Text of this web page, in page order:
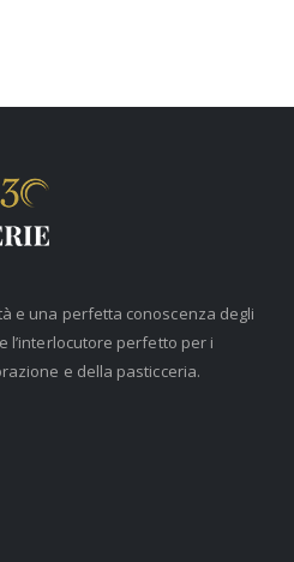
e una perfetta conoscenza degli
l’interlocutore perfetto per i
e della pasticceria.